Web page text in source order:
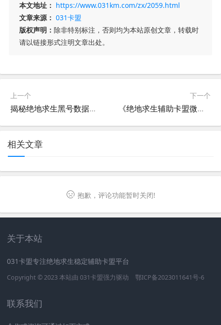
本文地址： https://www.031km.com/zx/2059.html
文章来源： 031卡盟
版权声明： 除非特别标注，否则均为本站原创文章，转载时
请以链接形式注明文章出处。
上一个
揭秘绝地求生黑号数据卡盟：非法交易与风险警示
下一个
《绝地求生辅助卡盟微：揭秘游戏内外交易与策略生存》
相关文章
抱歉，评论功能暂时关闭!
关于本站
031卡盟专注绝地求生稳定辅助卡盟平台
Copyright © 2023 本站由 031卡盟强力驱动 鄂ICP备2023011641号-6
联系我们